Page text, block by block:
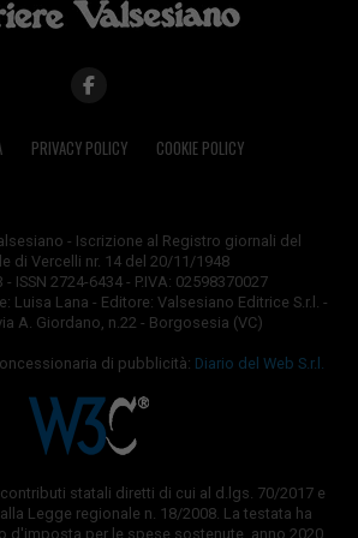
PRIVACY POLICY COOKIE POLICY
- Iscrizione al Registro giornali del
di Vercelli nr. 14 del 20/11/1948
- ISSN 2724-6434 - P.IVA: 02598370027
Luisa Lana - Editore: Valsesiano Editrice S.r.l. -
A. Giordano, n.22 - Borgosesia (VC)
di pubblicità: Diario del Web S.r.l.
statali diretti di cui al d.lgs. 70/2017 e
Legge regionale n. 18/2008. La testata ha
d'imposta per le spese sostenute, anno 2020,